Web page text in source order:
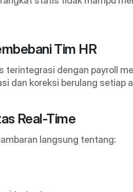
Tim HR
terintegrasi dengan payroll
dan koreksi berulang setiap
Real-Time
langsung tentang: